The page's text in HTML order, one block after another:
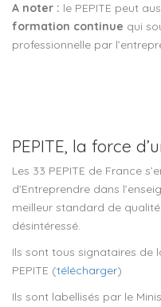
A noter : le PEPITE peut
formation continue qui
professionnelle par
PEPITE, la force
Les 33 PEPITE de France
d’Entreprendre dans
meilleur standard de
désintéressé.
Ils sont tous signataires de
PEPITE (télécharger)
Ils sont labellisés par le